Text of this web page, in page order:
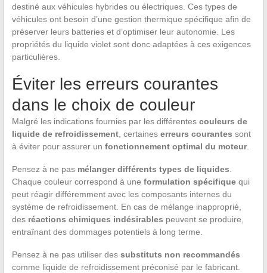
destiné aux véhicules hybrides ou électriques. Ces types de
véhicules ont besoin d’une gestion thermique spécifique afin de
préserver leurs batteries et d’optimiser leur autonomie. Les
propriétés du liquide violet sont donc adaptées à ces exigences
particulières.
Éviter les erreurs courantes
dans le choix de couleur
Malgré les indications fournies par les différentes couleurs de
liquide de refroidissement, certaines erreurs courantes sont
à éviter pour assurer un fonctionnement optimal du moteur.
Pensez à ne pas mélanger différents types de liquides
Chaque couleur correspond à une formulation spécifiquequi
peut réagir différemment avec les composants internes du
système de refroidissement. En cas de mélange inapproprié,
des réactions chimiques indésirables peuvent se produire,
entraînant des dommages potentiels à long terme.
Pensez à ne pas utiliser des substituts non recommandés
comme liquide de refroidissement préconisé par le fabricant.